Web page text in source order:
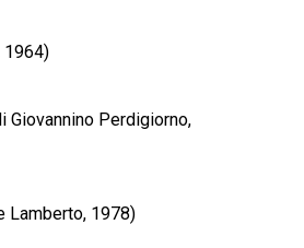
1964)
Perdigiorno,
Lamberto, 1978)